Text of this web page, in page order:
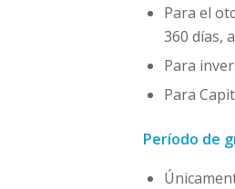
Para el
360 días,
Para
Para
Período de